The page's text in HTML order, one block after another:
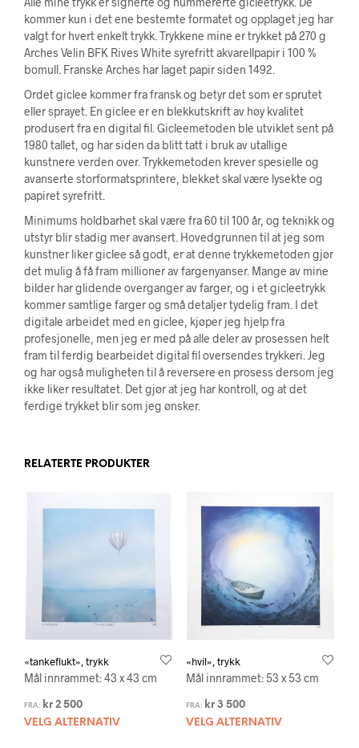
kommer kun i det ene bestemte formatet og opplaget jeg har
valgt for hvert enkelt trykk. Trykkene mine er trykket på 270 g
Arches Velin BFK Rives White syrefritt akvarellpapir i 100 %
bomull. Franske Arches har laget papir siden 1492.
Ordet giclee kommer fra fransk og betyr det som er sprutet
eller sprayet. En giclee er en blekkutskrift av høy kvalitet
produsert fra en digital fil. Gicleemetoden ble utviklet sent på
1980 tallet, og har siden da blitt tatt i bruk av utallige
kunstnere verden over. Trykkemetoden krever spesielle og
avanserte storformatsprintere, blekket skal være lysekte og
papiret syrefritt.
Minimums holdbarhet skal være fra 60 til 100 år, og teknikk og
utstyr blir stadig mer avansert. Hovedgrunnen til at jeg som
kunstner liker giclee så godt, er at denne trykkemetoden gjør
det mulig å få fram millioner av fargenyanser. Mange av mine
bilder har glidende overganger av farger, og i et gicleetrykk
kommer samtlige farger og små detaljer tydelig fram. I det
digitale arbeidet med en giclee, kjøper jeg hjelp fra
profesjonelle, men jeg er med på alle deler av prosessen helt
fram til ferdig bearbeidet digital fil oversendes trykkeri. Jeg
og har også muligheten til å reversere en prosess dersom jeg
ikke liker resultatet. Det gjør at jeg har kontroll, og at det
ferdige trykket blir som jeg ønsker.
RELATERTE PRODUKTER
«tankeflukt», trykk
Mål innrammet: 43 x 43 cm
FRA: kr 2 500
VELG ALTERNATIV
«hvil», trykk
Mål innrammet: 53 x 53 cm
FRA: kr3 500
VELG ALTERNATIV